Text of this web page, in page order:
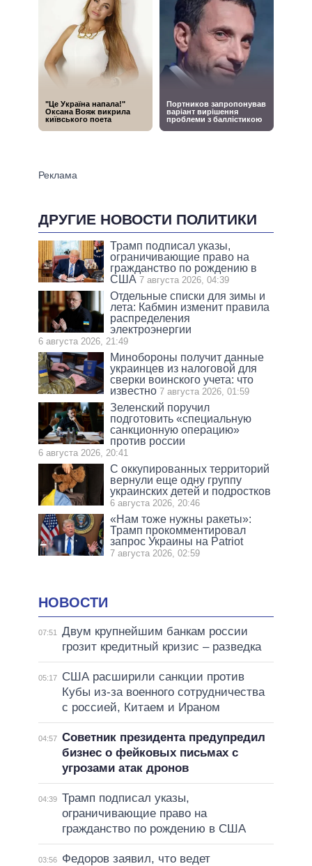
ДРУГИЕ НОВОСТИ ПОЛИТИКИ
Трамп подписал указы,
ограничивающие право на
гражданство по рождению в
США 7 августа 2026, 04:39
Отдельные списки для зимы и
лета: Кабмин изменит правила
распределения
электроэнергии
6 августа 2026, 21:49
Минобороны получит данные
украинцев из налоговой для
сверки воинского учета: что
известно 7 августа 2026, 01:59
Зеленский поручил
подготовить «специальную
санкционную операцию»
против россии
6 августа 2026, 20:41
С оккупированных территорий
вернули еще одну группу
украинских детей и подростков
6 августа 2026, 20:46
«Нам тоже нужны ракеты»:
Трамп прокомментировал
запрос Украины на Patriot
7 августа 2026, 02:59
НОВОСТИ
07:51
Двум крупнейшим банкам россии
грозит кредитный кризис – разведка
05:17
США расширили санкции против
Кубы из-за военного сотрудничества
с россией, Китаем и Ираном
04:57 Советник президента предупредил
бизнес о фейковых письмах с
угрозами атак дронов
04:39 Трамп подписал указы,
ограничивающие право на
гражданство по рождению в США
03:56
Федоров заявил, что ведет